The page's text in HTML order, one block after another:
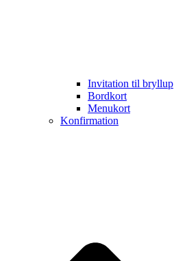
Invitation til bryllup
Bordkort
Menukort
Konfirmation